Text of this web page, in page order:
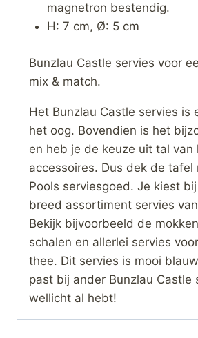
magnetron bestendig.
H: 7 cm, Ø: 5 cm
Bunzlau Castle servies voor
mix & match.
Het Bunzlau Castle servies is
het oog. Bovendien is het
en heb je de keuze uit tal van
accessoires. Dus dek de tafel
Pools serviesgoed. Je kiest
breed assortiment servies
Bekijk bijvoorbeeld de
schalen en allerlei servies
thee. Dit servies is mooi
past bij ander Bunzlau Castle
wellicht al hebt!